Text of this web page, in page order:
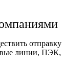
отправку
линии, ПЭК,